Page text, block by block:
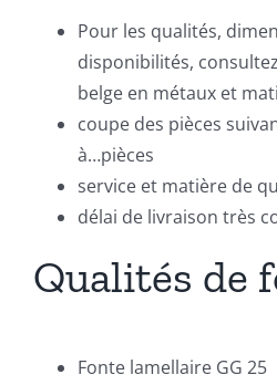
Pour les qualités,
disponibilités,
belge en métaux et
coupe des pièces
à…pièces
service et matière de
délai de livraison très
Qualités de
Fonte lamellaire GG 25